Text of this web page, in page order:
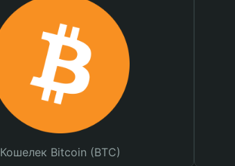
Кошелек Bitcoin (BTC)